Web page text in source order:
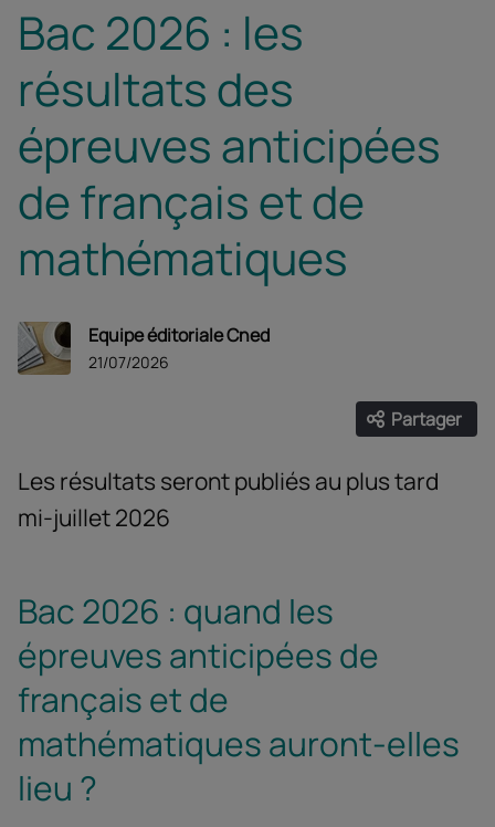
Bac 2026 : les
résultats des
épreuves anticipées
de français et de
mathématiques
Equipe éditoriale Cned
21/07/2026
Partager
Ouvrir
Les résultats seront publiés au plus tard
mi-juillet 2026
Bac 2026 : quand les
épreuves anticipées de
français et de
mathématiques auront-elles
lieu ?